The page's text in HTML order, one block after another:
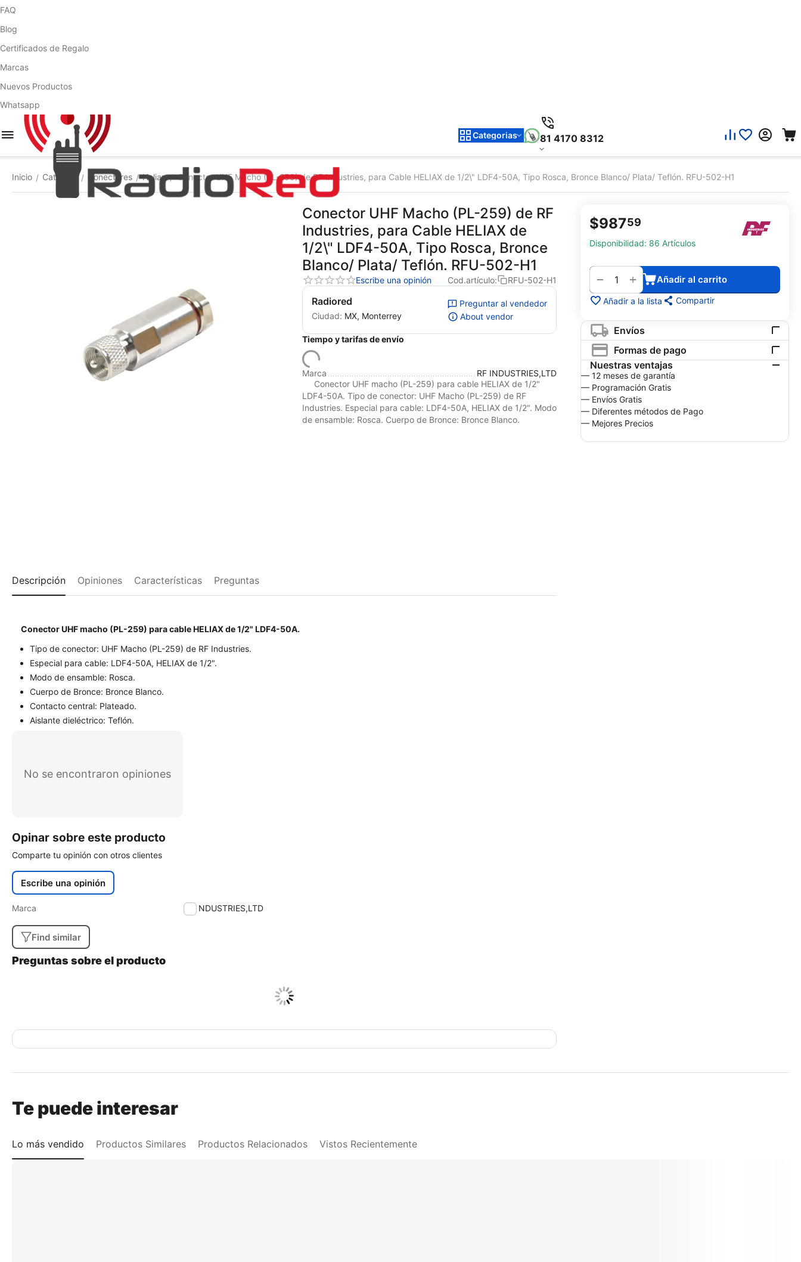
FAQ
Blog
Certificados de Regalo
Marcas
Nuevos Productos
Whatsapp
Categorias 81 4170 8312
Inicio / Catálogo / Conectores / Heliax / Conector UHF Macho (PL-259) de RF Industries, para Cable HELIAX de 1/2\" LDF4-50A, Tipo Rosca, Bronce Blanco/ Plata/ Teflón. RFU-502-H1
Conector UHF Macho (PL-259) de RF
Industries, para Cable HELIAX de
1/2\" LDF4-50A, Tipo Rosca, Bronce
Blanco/ Plata/ Teflón. RFU-502-H1
Escribe una opinión Cod.artículo: RFU-502-H1
Radiored
Ciudad: MX, Monterrey
Preguntar al vendedor
About vendor
Tiempo y tarifas de envío
Marca
RF INDUSTRIES,LTD
Conector UHF macho (PL-259) para cable HELIAX de 1/2"
LDF4-50A. Tipo de conector: UHF Macho (PL-259) de RF
Industries. Especial para cable: LDF4-50A, HELIAX de 1/2". Modo
de ensamble: Rosca. Cuerpo de Bronce: Bronce Blanco.
$98759
Disponibilidad: 86 Artículos
+
− Añadir al carrito
Añadir a la lista Compartir
Envíos
Formas de pago
Nuestras ventajas
— 12 meses de garantía
— Programación Gratis
— Envíos Gratis
— Diferentes métodos de Pago
— Mejores Precios
Descripción Opiniones Características Preguntas
Conector UHF macho (PL-259) para cable HELIAX de 1/2" LDF4-50A.
Tipo de conector: UHF Macho (PL-259) de RF Industries.
Especial para cable: LDF4-50A, HELIAX de 1/2".
Modo de ensamble: Rosca.
Cuerpo de Bronce: Bronce Blanco.
Contacto central: Plateado.
Aislante dieléctrico: Teflón.
No se encontraron opiniones
Opinar sobre este producto
Comparte tu opinión con otros clientes
Escribe una opinión
Marca RF INDUSTRIES,LTD
Find similar
Preguntas sobre el producto
Te puede interesar
Lo más vendido Productos Similares Productos Relacionados Vistos Recientemente